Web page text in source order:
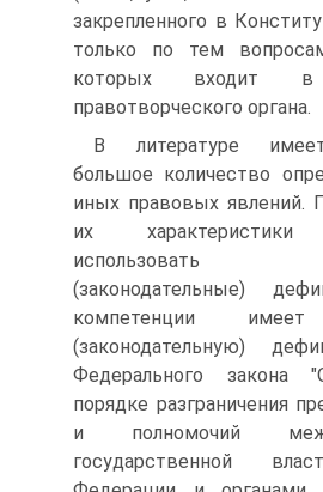
закрепленного в
только по тем
которых входит в
правотворческого органа.
В литературе
большое количество
иных правовых явлений.
их характеристики
использовать
(законодательные)
компетенции имеет
(законодательную)
Федерального закона
порядке разграничения
и полномочий
государственной